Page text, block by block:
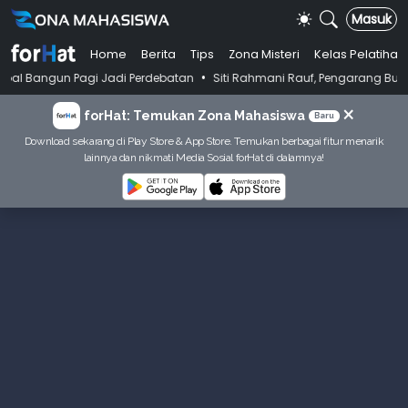
Masuk
Home Berita Tips Zona Misteri
Kelas Pelatihan
Pagi Jadi Perdebatan • Siti Rahmani Rauf, Pengarang Buku Bahasa
forHat: Temukan Zona Mahasiswa Baru ×
Download sekarang di Play Store & App Store. Temukan berbagai fitur menarik
lainnya dan nikmati Media Sosial forHat di dalamnya!